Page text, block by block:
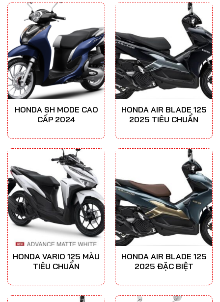
HONDA SH MODE CAO
CẤP 2024
HONDA AIR BLADE 125
2025 TIÊU CHUẨN
HONDA VARIO 125 MÀU
TIÊU CHUẨN
HONDA AIR BLADE 125
2025 ĐẶC BIỆT